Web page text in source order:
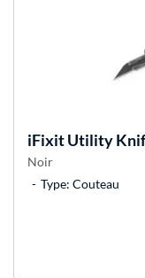
iFixitUtility
Noir
Type: Couteau